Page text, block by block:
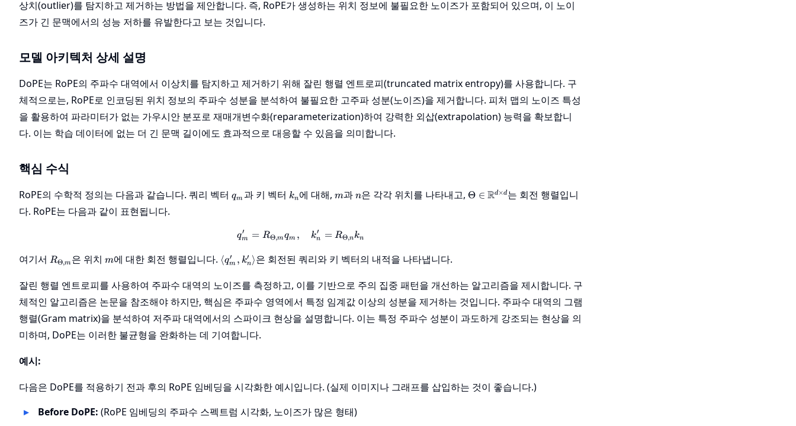
상치(outlier)를 탐지하고 제거하는 방법을 제안합니다. 즉, RoPE가 생성하는 위치 정보에 불필요한 노이즈가 포함되어 있으며, 이 노이
즈가 긴 문맥에서의 성능 저하를 유발한다고 보는 것입니다.
모델 아키텍처 상세 설명
DoPE는 RoPE의 주파수 대역에서 이상치를 탐지하고 제거하기 위해 잘린 행렬 엔트로피(truncated matrix entropy)를 사용합니다. 구
체적으로는, RoPE로 인코딩된 위치 정보의 주파수 성분을 분석하여 불필요한 고주파 성분(노이즈)을 제거합니다. 피처 맵의 노이즈 특성
을 활용하여 파라미터가 없는 가우시안 분포로 재매개변수화(reparameterization)하여 강력한 외삽(extrapolation) 능력을 확보합니
다. 이는 학습 데이터에 없는 더 긴 문맥 길이에도 효과적으로 대응할 수 있음을 의미합니다.
핵심 수식
RoPE의 수학적 정의는 다음과 같습니다. 쿼리 벡터 q_m
qm과 키 벡터 k_n
kn 에 대해,m
m과n
n은 각각 위치를 나타내고, \Theta \in
Θ ∈ Rd×d는 회전 행렬입니
다. RoPE는 다음과 같이 표현됩니다.
q'_m = R_{\Theta, m} q_m, \quad k'_n = R_{\Theta, n} k_n
qm
′ = RΘ,mqm , kn
′ = RΘ,nkn
여기서 R_{\Theta,
m}
RΘ,m은 위치m
m에 대한 회전 행렬입니다. \langle
q'_m,
k'_n
\rangle
⟨qm
′ , kn
′ ⟩은 회전된 쿼리와 키 벡터의 내적을 나타냅니다.
잘린 행렬 엔트로피를 사용하여 주파수 대역의 노이즈를 측정하고, 이를 기반으로 주의 집중 패턴을 개선하는 알고리즘을 제시합니다. 구
체적인 알고리즘은 논문을 참조해야 하지만, 핵심은 주파수 영역에서 특정 임계값 이상의 성분을 제거하는 것입니다. 주파수 대역의 그램
행렬(Gram matrix)을 분석하여 저주파 대역에서의 스파이크 현상을 설명합니다. 이는 특정 주파수 성분이 과도하게 강조되는 현상을 의
미하며, DoPE는 이러한 불균형을 완화하는 데 기여합니다.
예시:
다음은 DoPE를 적용하기 전과 후의 RoPE 임베딩을 시각화한 예시입니다. (실제 이미지나 그래프를 삽입하는 것이 좋습니다.)
Before DoPE: (RoPE 임베딩의 주파수 스펙트럼 시각화, 노이즈가 많은 형태)